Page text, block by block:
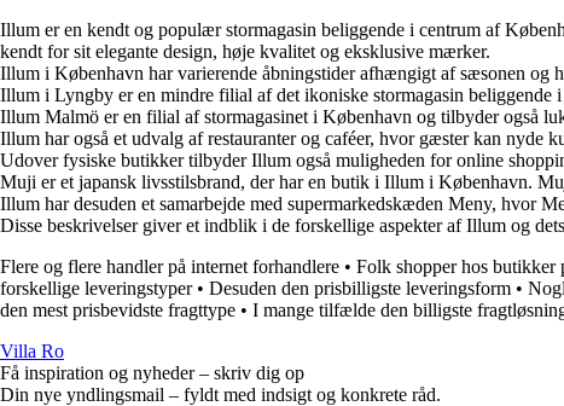
Illum er en kendt og populær stormagasin beliggende i centrum af
kendt for sit elegante design, høje kvalitet og eksklusive mærker.
Illum i København har varierende åbningstider afhængigt af sæsonen og
Illum i Lyngby er en mindre filial af det ikoniske stormagasin beliggende
Illum Malmö er en filial af stormagasinet i København og tilbyder også
Illum har også et udvalg af restauranter og caféer, hvor gæster kan nyde
Udover fysiske butikker tilbyder Illum også muligheden for online
Muji er et japansk livsstilsbrand, der har en butik i Illum i København.
Illum har desuden et samarbejde med supermarkedskæden Meny, hvor
Disse beskrivelser giver et indblik i de forskellige aspekter af Illum og
Flere og flere handler på internet forhandlere • Folk shopper hos butikker
forskellige leveringstyper• Desuden den prisbilligste leveringsform •
den mest prisbevidste fragttype • I mange tilfælde den billigste
Villa Ro
Få inspiration og nyheder – skriv dig op
Din nye yndlingsmail – fyldt med indsigt og konkrete råd.